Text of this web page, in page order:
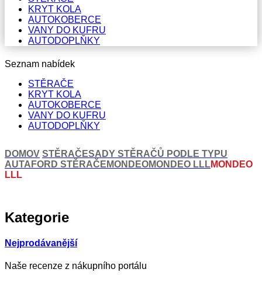
KRYT KOLA
AUTOKOBERCE
VANY DO KUFRU
AUTODOPLŇKY
Seznam nabídek
STĚRAČE
KRYT KOLA
AUTOKOBERCE
VANY DO KUFRU
AUTODOPLŇKY
DOMOV STĚRAČESADY STĚRAČŮ PODLE TYPU
AUTA FORD STĚRAČE MONDEOMONDEO LLLMONDEO
LLL
Kategorie
Nejprodávanější
Naše recenze z nákupního portálu